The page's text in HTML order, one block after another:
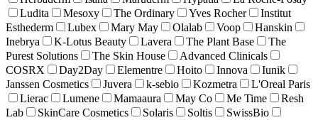
Ludita
Mesoxy The Ordinary Yves Rocher
Institut
Esthederm
Lubex Mary May Olalab Voop
Hanskin
Inebrya
K-Lotus Beauty Lavera The Plant Base
The
Purest Solutions
The Skin House
Advanced Clinicals
COSRX
Day2Day Elementre Hoito Innova
Iunik
Janssen Cosmetics
Juvera k-sebio Kozmetra
L'Oreal Paris
Lierac
Lumene Mamaaura May Co Me Time
Resh
Lab
SkinCare Cosmetics Solaris Soltis
SwissBio